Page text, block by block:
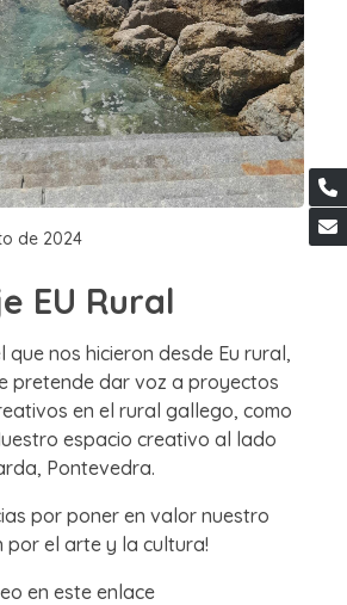
de 2024
EU Rural
que nos hicieron desde Eu rural,
pretende dar voz a proyectos
en el rural gallego, como
espacio creativo al lado
Pontevedra.
por poner en valor nuestro
el arte y la cultura!
en este enlace